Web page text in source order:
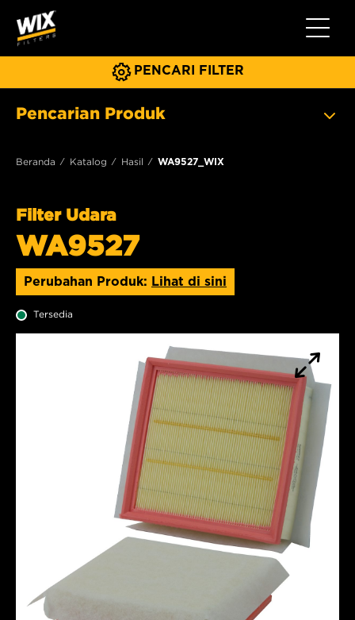
Beralih
PENCARI FILTER
Pencarian Produk
Beranda Katalog Hasil WA9527_WIX
Filter Udara
WA9527
Perubahan Produk: Lihat di sini
Tersedia